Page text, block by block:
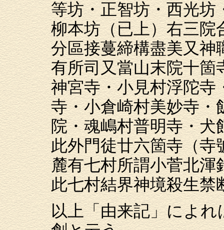
等坊・正智坊・西光坊
柳本坊（已上）右三院
分區接蔓締構盡美又神
有所司又當山末院十箇
神宮寺・小見村浮陀寺
寺・小倉崎村美妙寺・
院・魂嶋村普明寺・犬
此外門徒廿六箇寺（寺
麓有七村所謂小菅北渾
此七村結界神境殺生禁
以上「由来記」によ